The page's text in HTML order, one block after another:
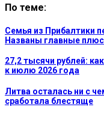
По теме:
Семья из Прибалтики
Названы главные
27,2 тысячи рублей:
к июлю 2026 года
Литва осталась ни с
сработала блестяще